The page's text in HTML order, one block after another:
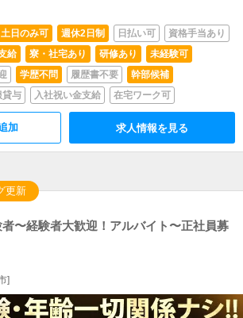
土日のみ可 週休2日制 日払い可
資格手当あり
給 寮・社宅あり 研修あり
未経験可
学歴不問 履歴書不要
幹部候補
貸与 入社祝い金支給 在宅ワーク可
加 求人情報を見る
更新
〜経験者大歓迎！アルバイト〜正社員募
]